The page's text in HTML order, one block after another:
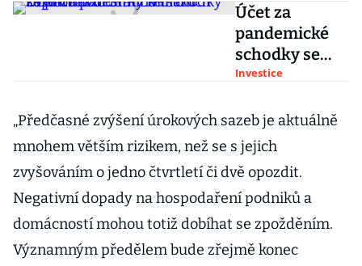
Účet za
pandemické
schodky se
prodraží. Stát
zaplatí až
desítky
miliard korun
navíc
Investice
„Předčasné zvýšení úrokových sazeb je aktuálně
mnohem větším rizikem, než se s jejich
zvyšováním o jedno čtvrtletí či dvě opozdit.
Negativní dopady na hospodaření podniků a
domácností mohou totiž dobíhat se zpožděním.
Významným předělem bude zřejmě konec